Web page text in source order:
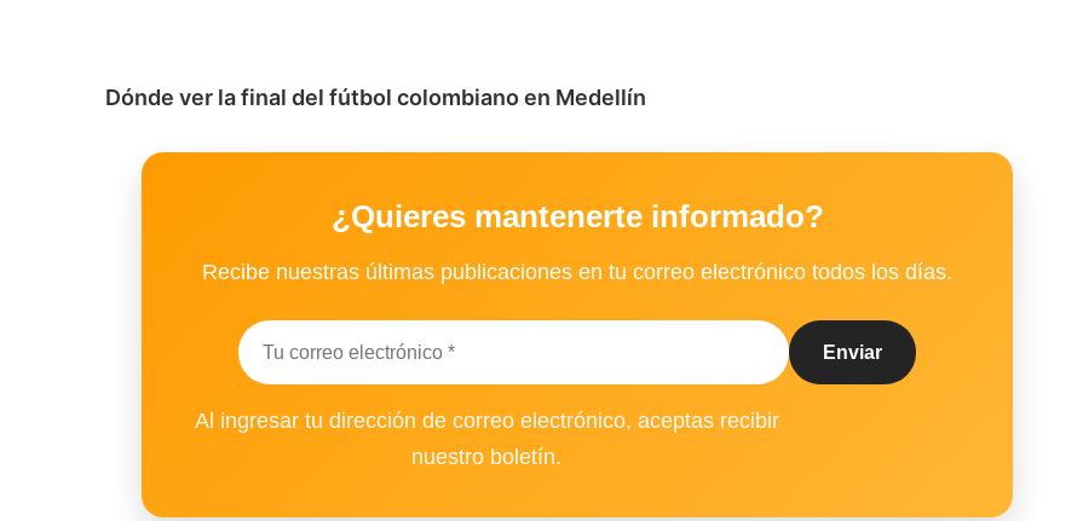
Dónde ver la final del fútbol colombiano en Medellín
¿Quieres mantenerte informado?
Recibe nuestras últimas publicaciones en tu correo electrónico todos los días.
Al ingresar tu dirección de correo electrónico, aceptas recibir
nuestro boletín.